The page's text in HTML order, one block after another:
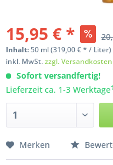
15,95 € *
Inhalt:50 ml(319,00 € * / Liter)
inkl. MwSt.zzgl. Versandkosten
Sofort versandfertig!
Lieferzeit ca. 1-3 Werktage†
Merken